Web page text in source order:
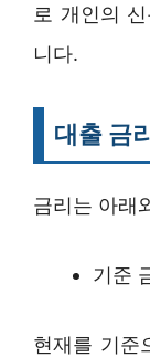
로 개인의
니다.
대출 금
금리는 아래
기준
현재를 기준